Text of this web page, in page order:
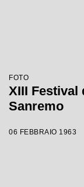
FOTO
XIII Festival
Sanremo
06 FEBBRAIO 1963